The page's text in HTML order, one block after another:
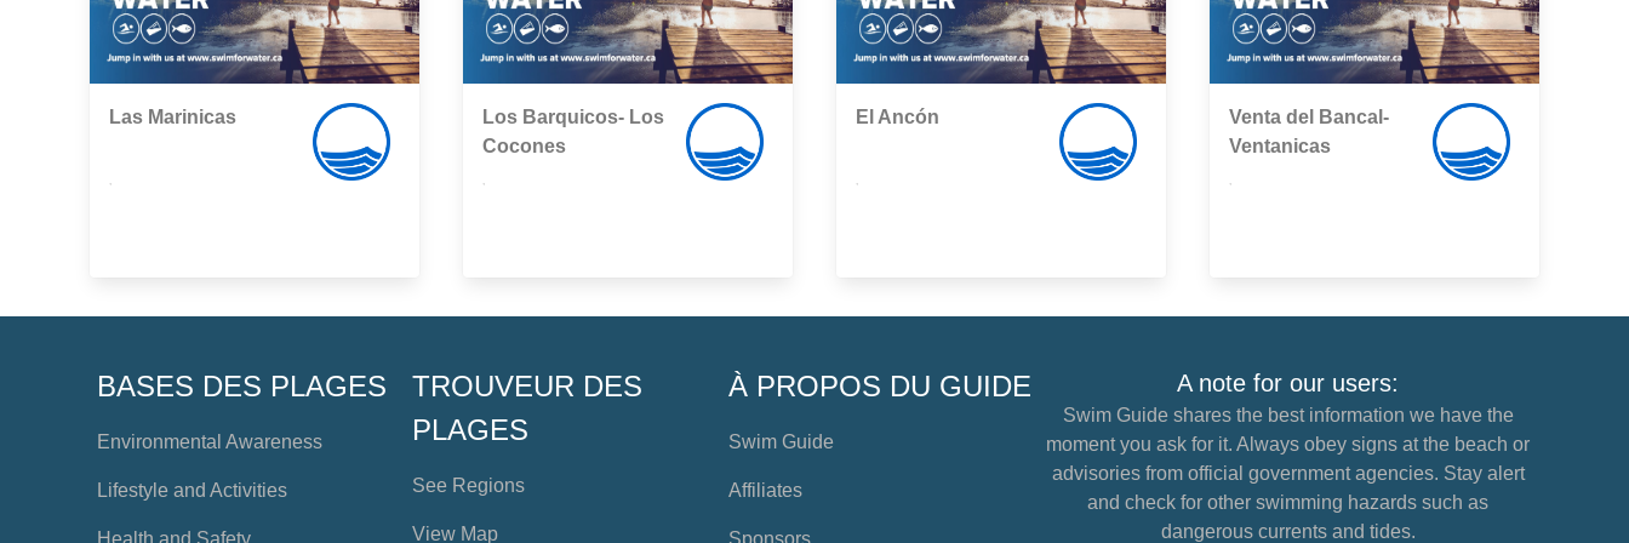
Las Marinicas
Los Barquicos- Los
Cocones
El Ancón
Venta del Bancal-
Ventanicas
BASES DES PLAGES
Environmental Awareness
Lifestyle and Activities
Health and Safety
TROUVEUR DES
PLAGES
See Regions
View Map
À PROPOS DU GUIDE
Swim Guide
Affiliates
Sponsors
A note for our users:
Swim Guide shares the best information we have the
moment you ask for it. Always obey signs at the beach or
advisories from official government agencies. Stay alert
and check for other swimming hazards such as
dangerous currents and tides.